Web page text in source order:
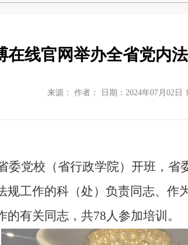
在线官网举办全省党内
来源： 作者： 日期：2024年07月02日
委党校（省行政学院）开班，
规工作的科（处）负责同志、
的有关同志，共78人参加培训。